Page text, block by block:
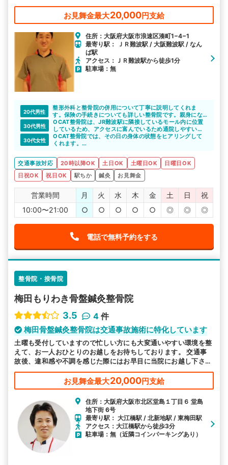
お見舞金最大20,000円支給
住所：大阪府大阪市浪速区湊町1−4−1
最寄り駅： ＪＲ難波駅 / 大阪難波駅 / なん
ば駅
アクセス：ＪＲ難波駅から徒歩1分
駐車場：無
20代男性
整形外科と整骨院の併用について丁寧に説明してくれま
す。保険の手続きについても詳しい整骨院です。親身にな
って相談にのってくれるので、頼りになりますね。
30代男性
OCAT整骨院は、JR難波駅に隣接しているモール内に位置
しているため、アクセスに富んでいるため通院しやすいと
思います。
30代女性
OCAT整骨院では、その日の身体の状態をヒアリングして
くれます。
ます。
交通事故対応 20時以降OK 土日OK 土曜日OK
日曜日OK
日祝OK
祝日OK 駅ちか 鍼灸 お見舞金
営業時間 月 火 水 木 金 土 日
祝
10:00〜21:00
○ ○ ○ ○ ○ ◎ ◎ ◎
電話で無料予約をする
整骨院・接骨院
梅田もりわき骨盤鍼灸整骨院
3.5
4 件
梅田骨盤鍼灸整骨院は交通事故施術に特化しています
土曜も受付していますので忙しい方にも大変通いやすい環境を整
えて、お一人おひとりのお越しをお待ちしております。 交通事
故後、違和感や不調を感じた際にはお早目に当院にお越し下さ
い。交通事故に特化した施術で対応します。
お見舞金最大20,000円支給
住所：大阪府大阪市北区堂島１丁目６ 堂島
地下街 6号
最寄り駅： 大江橋駅 / 北新地駅 / 東梅田駅
アクセス：大江橋駅から徒歩3分
駐車場：無（近隣コインパーキングあり）